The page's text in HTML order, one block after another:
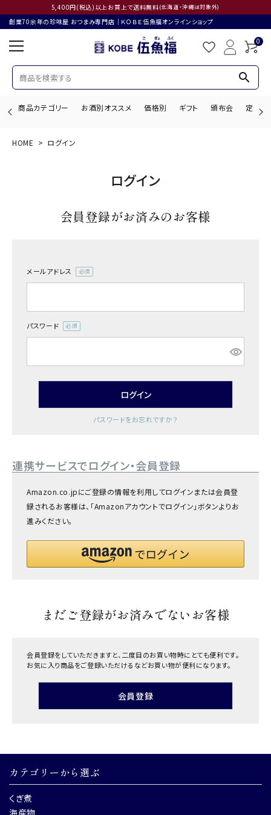
5,400円(税込)以上お買上で送料無料(北海道・沖縄は対象外)
創業70余年の珍味屋 おつまみ専門店│ＫＯＢＥ伍魚福オンラインショップ
0
search
商品カテゴリー お酒別オススメ 価格別 ギフト 頒布会 定期購
ようこそ ゲスト 様
商品カテゴリー
お酒別オススメ
HOME ログイン
ログイン
会員登録がお済みのお客様
メールアドレス
(必
パスワード
(必
ログイン
パスワードをお忘れですか？
連携サービスでログイン・会員登録
Amazon.co.jpにご登録の情報を利用してログインまたは会員登
録されるお客様は、「Amazonアカウントでログイン」ボタンよりお
進みください。
まだご登録がお済みでないお客様
会員登録をしていただきますと、二度目のお買い物時にとても便利です。
お気に入り商品をご登録いただけるなどお買い物が便利になります。
会員登録
カテゴリーから選ぶ
くぎ煮
海産物